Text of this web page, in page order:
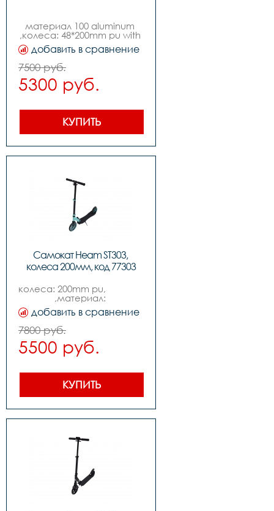
материал 100 aluminum
,колеса: 48*200mm pu with
print,нагрузка: 100kgs
,подшипники: abec-7
carbon steel ,вес 4.5kgs
добавить в сравнение
7500 руб.
5300 руб.
КУПИТЬ
Самокат Heam ST303,
колеса 200мм, код 77303
колеса: 200mm pu,
,материал:
алюминийampсталь,
,подшипники: abec-7,
,размер деки: 58*16cm,
,вес: 4.5kg,
,нагрузка макс: 100kg
добавить в сравнение
7800 руб.
5500 руб.
КУПИТЬ